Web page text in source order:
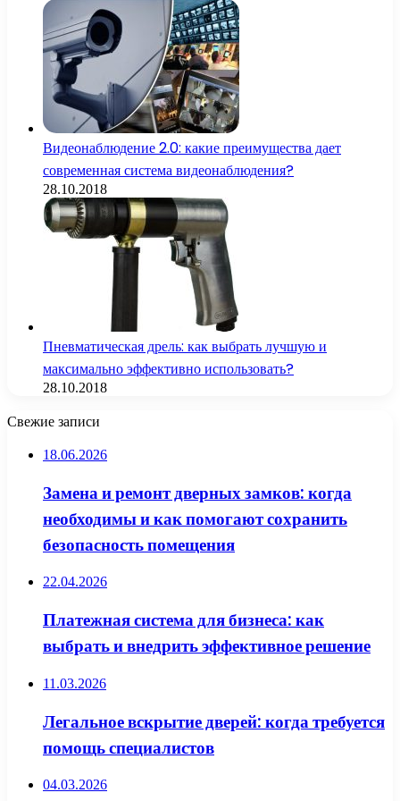
Видеонаблюдение 2.0: какие преимущества дает
современная система видеонаблюдения?
28.10.2018
Пневматическая дрель: как выбрать лучшую и
максимально эффективно использовать?
28.10.2018
Свежие записи
18.06.2026
Замена и ремонт дверных замков: когда
необходимы и как помогают сохранить
безопасность помещения
22.04.2026
Платежная система для бизнеса: как
выбрать и внедрить эффективное решение
11.03.2026
Легальное вскрытие дверей: когда требуется
помощь специалистов
04.03.2026